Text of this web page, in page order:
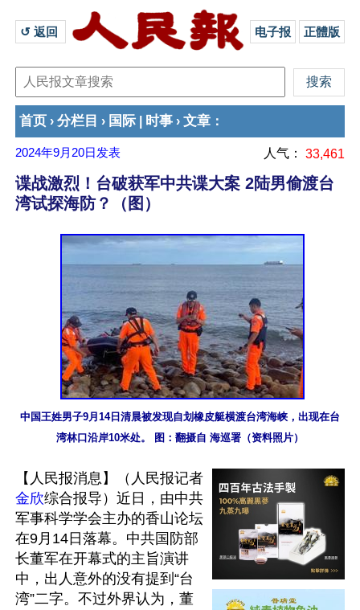
↺ 返回 电子报 正體版
首页 › 分栏目 › 国际 时事 › 文章 ：
2024年9月20日 发表 人气： 33,461
谍战激烈！台破获军中共谍大案 2陆男偷渡台
湾试探海防？（图）
中国王姓男子9月14日清晨被发现自划橡皮艇横渡台湾海峡，出现在台
湾林口沿岸10米处。 图：翻摄自 海巡署（资料照片）
【人民报消息】（人民报记者
金欣综合报导）近日，由中共
军事科学学会主办的香山论坛
在9月14日落幕。中共国防部
长董军在开幕式的主旨演讲
中，出人意外的没有提到“台
湾”二字。不过外界认为，董